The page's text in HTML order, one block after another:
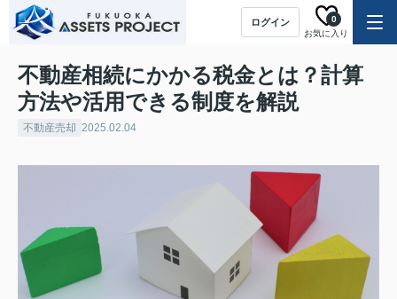
ログイン
お気に入り
0
不動産相続にかかる税金とは？計算
方法や活用できる制度を解説
不動産売却 2025.02.04